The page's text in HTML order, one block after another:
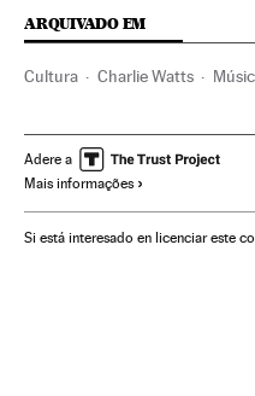
ARQUIVADO EM
Cultura Charlie Watts
Bandas música Grupos música
Keith Richards
Adere a
Mais informações
Si está interesado en licenciar este